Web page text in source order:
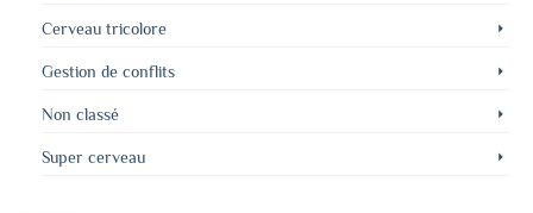
Cerveau tricolore
Gestion de conflits
Non classé
Super cerveau